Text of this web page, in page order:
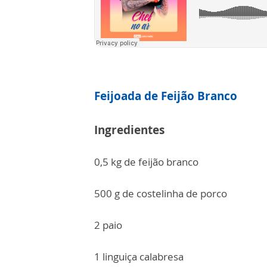
Feijoada de Feijão Branco
Ingredientes
0,5 kg de feijão branco
500 g de costelinha de porco
2 paio
1 linguiça calabresa